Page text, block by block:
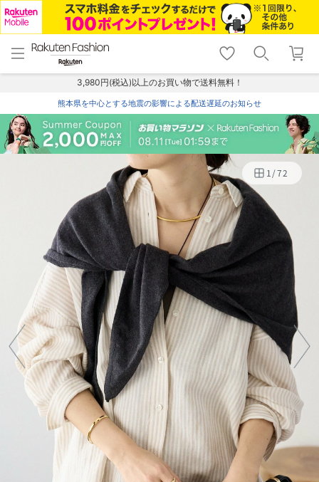
menu home
トップ
shopping_cart lock_outline
ログイン
3,980円(税込)以上のお買い物で送料無料！
熊本県を中心とする地震の影響による配送遅延のお知らせ
1/72